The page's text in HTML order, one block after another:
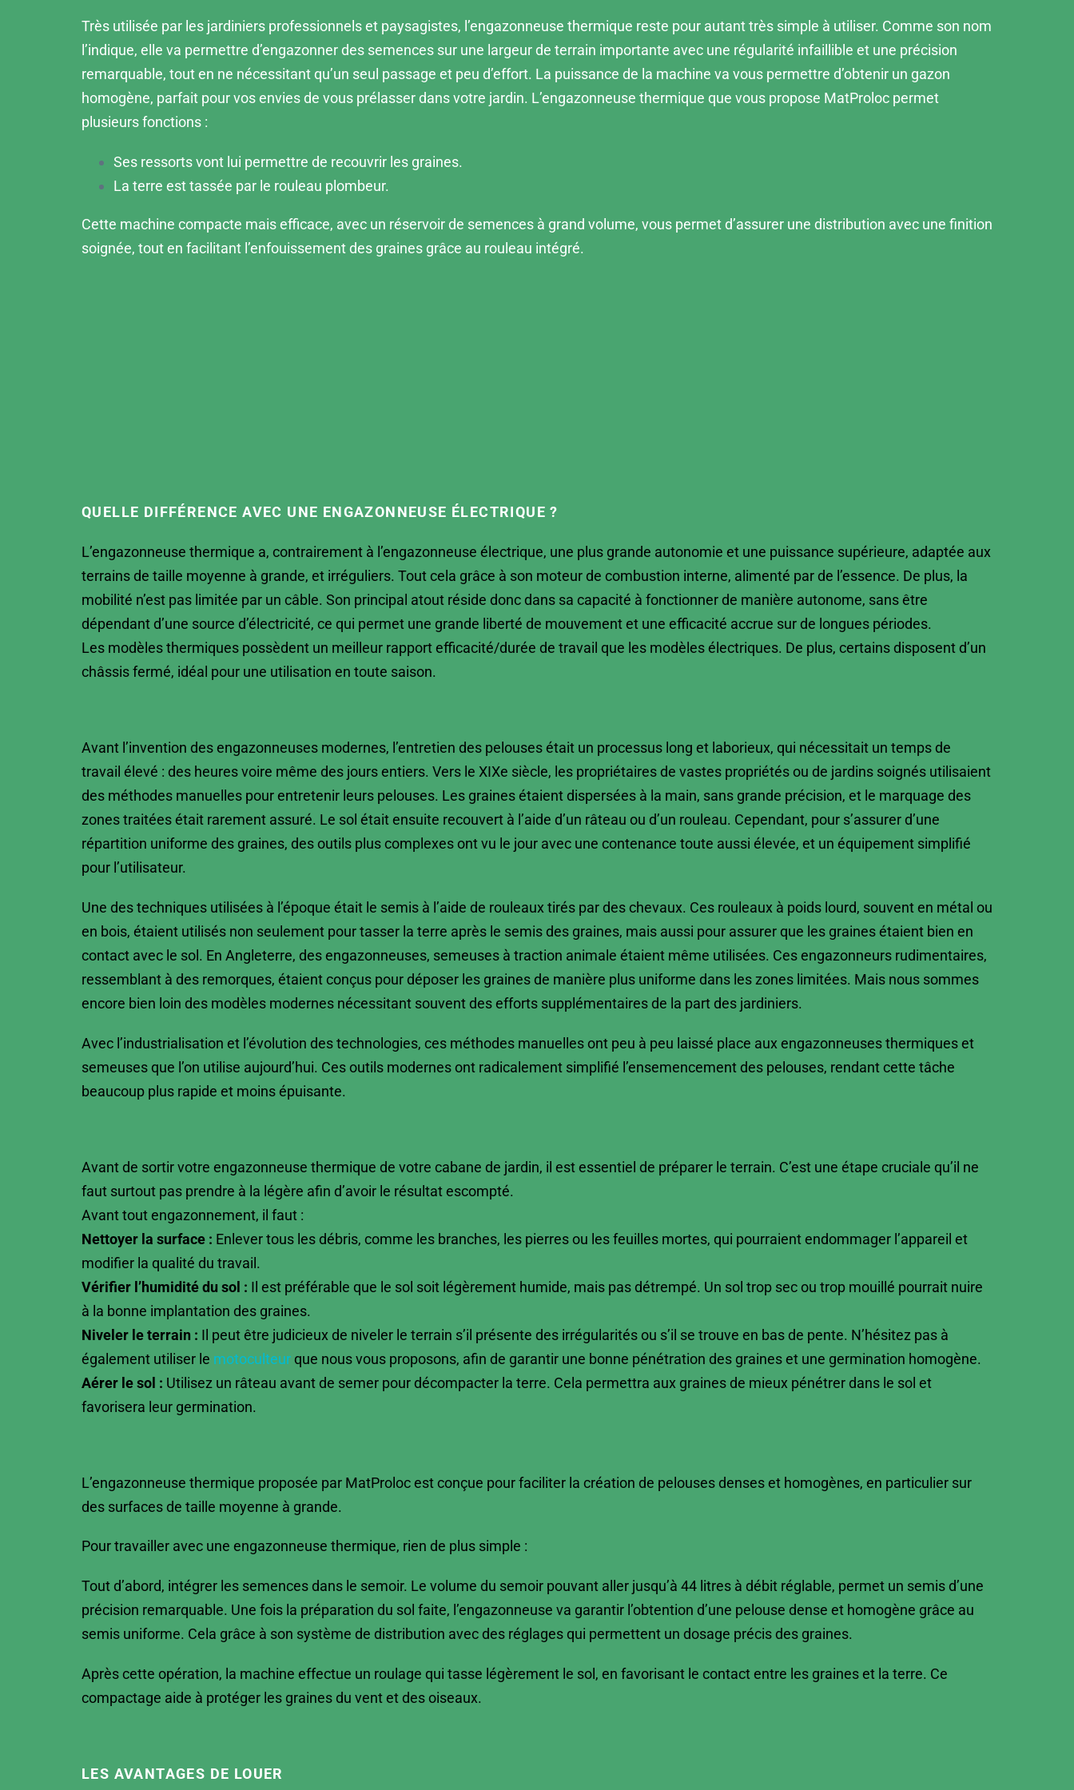
Très utilisée par les jardiniers professionnels et paysagistes, l’engazonneuse thermique reste pour autant très simple à utiliser. Comme son nom
l’indique, elle va permettre d’engazonner des semences sur une largeur de terrain importante avec une régularité infaillible et une précision
remarquable, tout en ne nécessitant qu’un seul passage et peu d’effort. La puissance de la machine va vous permettre d’obtenir un gazon
homogène, parfait pour vos envies de vous prélasser dans votre jardin. L’engazonneuse thermique que vous propose MatProloc permet
plusieurs fonctions :
Ses ressorts vont lui permettre de recouvrir les graines.
La terre est tassée par le rouleau plombeur.
Cette machine compacte mais efficace, avec un réservoir de semences à grand volume, vous permet d’assurer une distribution avec une finition
soignée, tout en facilitant l’enfouissement des graines grâce au rouleau intégré.
QUELLE DIFFÉRENCE AVEC UNE ENGAZONNEUSE ÉLECTRIQUE ?
L’engazonneuse thermique a, contrairement à l’engazonneuse électrique, une plus grande autonomie et une puissance supérieure, adaptée aux
terrains de taille moyenne à grande, et irréguliers. Tout cela grâce à son moteur de combustion interne, alimenté par de l’essence. De plus, la
mobilité n’est pas limitée par un câble. Son principal atout réside donc dans sa capacité à fonctionner de manière autonome, sans être
dépendant d’une source d’électricité, ce qui permet une grande liberté de mouvement et une efficacité accrue sur de longues périodes.
Les modèles thermiques possèdent un meilleur rapport efficacité/durée de travail que les modèles électriques. De plus, certains disposent d’un
châssis fermé, idéal pour une utilisation en toute saison.
Avant l’invention des engazonneuses modernes, l’entretien des pelouses était un processus long et laborieux, qui nécessitait un temps de
travail élevé : des heures voire même des jours entiers. Vers le XIXe siècle, les propriétaires de vastes propriétés ou de jardins soignés utilisaient
des méthodes manuelles pour entretenir leurs pelouses. Les graines étaient dispersées à la main, sans grande précision, et le marquage des
zones traitées était rarement assuré. Le sol était ensuite recouvert à l’aide d’un râteau ou d’un rouleau. Cependant, pour s’assurer d’une
répartition uniforme des graines, des outils plus complexes ont vu le jour avec une contenance toute aussi élevée, et un équipement simplifié
pour l’utilisateur.
Une des techniques utilisées à l’époque était le semis à l’aide de rouleaux tirés par des chevaux. Ces rouleaux à poids lourd, souvent en métal ou
en bois, étaient utilisés non seulement pour tasser la terre après le semis des graines, mais aussi pour assurer que les graines étaient bien en
contact avec le sol. En Angleterre, des engazonneuses, semeuses à traction animale étaient même utilisées. Ces engazonneurs rudimentaires,
ressemblant à des remorques, étaient conçus pour déposer les graines de manière plus uniforme dans les zones limitées. Mais nous sommes
encore bien loin des modèles modernes nécessitant souvent des efforts supplémentaires de la part des jardiniers.
Avec l’industrialisation et l’évolution des technologies, ces méthodes manuelles ont peu à peu laissé place aux engazonneuses thermiques et
semeuses que l’on utilise aujourd’hui. Ces outils modernes ont radicalement simplifié l’ensemencement des pelouses, rendant cette tâche
beaucoup plus rapide et moins épuisante.
Avant de sortir votre engazonneuse thermique de votre cabane de jardin, il est essentiel de préparer le terrain. C’est une étape cruciale qu’il ne
faut surtout pas prendre à la légère afin d’avoir le résultat escompté.
Avant tout engazonnement, il faut :
Nettoyer la surface : Enlever tous les débris, comme les branches, les pierres ou les feuilles mortes, qui pourraient endommager l’appareil et
modifier la qualité du travail.
Vérifier l’humidité du sol : Il est préférable que le sol soit légèrement humide, mais pas détrempé. Un sol trop sec ou trop mouillé pourrait nuire
à la bonne implantation des graines.
Niveler le terrain : Il peut être judicieux de niveler le terrain s’il présente des irrégularités ou s’il se trouve en bas de pente. N’hésitez pas à
également utiliser le motoculteurque nous vous proposons, afin de garantir une bonne pénétration des graines et une germination homogène.
Aérer le sol : Utilisez un râteau avant de semer pour décompacter la terre. Cela permettra aux graines de mieux pénétrer dans le sol et
favorisera leur germination.
L’engazonneuse thermique proposée par MatProloc est conçue pour faciliter la création de pelouses denses et homogènes, en particulier sur
des surfaces de taille moyenne à grande.
Pour travailler avec une engazonneuse thermique, rien de plus simple :
Tout d’abord, intégrer les semences dans le semoir. Le volume du semoir pouvant aller jusqu’à 44 litres à débit réglable, permet un semis d’une
précision remarquable. Une fois la préparation du sol faite, l’engazonneuse va garantir l’obtention d’une pelouse dense et homogène grâce au
semis uniforme. Cela grâce à son système de distribution avec des réglages qui permettent un dosage précis des graines.
Après cette opération, la machine effectue un roulage qui tasse légèrement le sol, en favorisant le contact entre les graines et la terre. Ce
compactage aide à protéger les graines du vent et des oiseaux.
LES AVANTAGES DE LOUER